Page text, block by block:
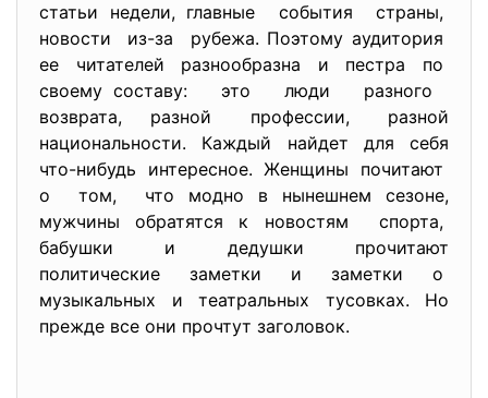
статьи недели, главные события страны,
новости из-за рубежа. Поэтому аудитория
ее читателей разнообразна и пестра по
своему составу: это люди разного
возврата, разной профессии, разной
национальности. Каждый найдет для себя
что-нибудь интересное. Женщины почитают
о том, что модно в нынешнем сезоне,
мужчины обратятся к новостям спорта,
бабушки и дедушки прочитают
политические заметки и заметки о
музыкальных и театральных тусовках. Но
прежде все они прочтут заголовок.